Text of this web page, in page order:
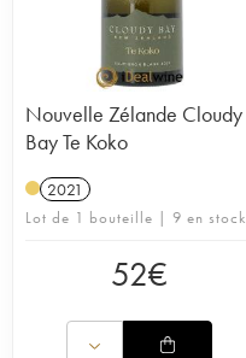
Nouvelle Zélande Cloudy
Bay Te Koko
2021
Lot de 1 bouteille | 9 en stock
52€